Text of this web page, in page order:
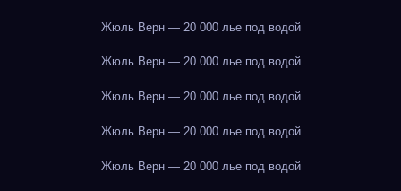
Жюль Верн — 20 000 лье под водой
Жюль Верн — 20 000 лье под водой
Жюль Верн — 20 000 лье под водой
Жюль Верн — 20 000 лье под водой
Жюль Верн — 20 000 лье под водой